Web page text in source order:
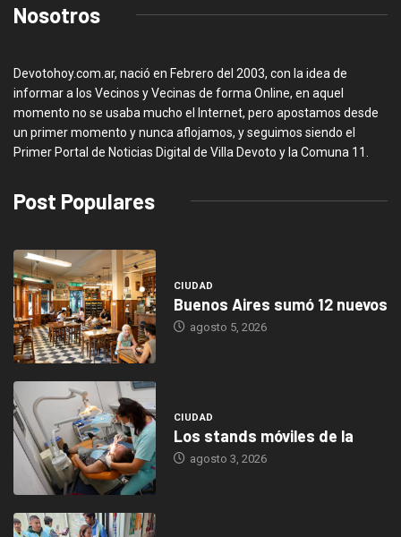
Nosotros
Devotohoy.com.ar, nació en Febrero del 2003, con la idea de
informar a los Vecinos y Vecinas de forma Online, en aquel
momento no se usaba mucho el Internet, pero apostamos desde
un primer momento y nunca aflojamos, y seguimos siendo el
Primer Portal de Noticias Digital de Villa Devoto y la Comuna 11.
Post Populares
CIUDAD
Buenos Aires sumó 12 nuevos
agosto 5, 2026
CIUDAD
Los stands móviles de la
agosto 3, 2026